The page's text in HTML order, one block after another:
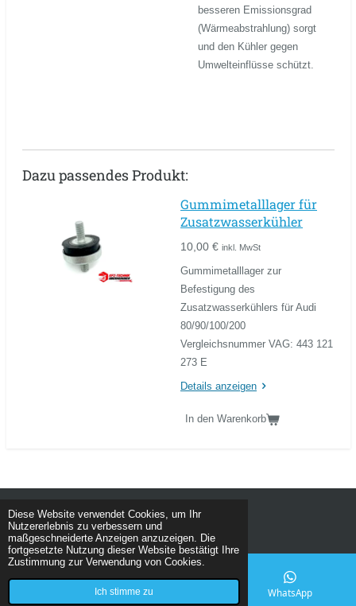
Diese Website verwendet Cookies, um Ihr
Nutzererlebnis zu verbessern und
maßgeschneiderte Anzeigen anzuzeigen. Die
fortgesetzte Nutzung dieser Website bestätigt Ihre
Zustimmung zur Verwendung von Cookies.
Ich stimme zu
besseren Emissionsgrad
(Wärmeabstrahlung) sorgt
und den Kühler gegen
Umwelteinflüsse schützt.
Dazu passendes Produkt:
Gummimetalllager für
Zusatzwasserkühler
10,00 € inkl. MwSt
Gummimetalllager zur
Befestigung des
Zusatzwasserkühlers für Audi
80/90/100/200
Vergleichsnummer VAG: 443 121
273 E
Details anzeigen
In den Warenkorb
© 2020 - 2026 KFZ Technik Oberngruber
Mit Unterstützung vonWebador
WhatsApp